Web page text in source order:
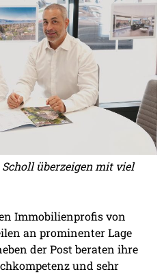
Scholl überzeigen mit viel
Immobilienprofis von
an prominenter Lage
der Post beraten ihre
und sehr